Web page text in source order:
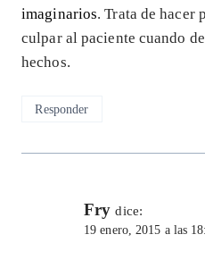
imaginarios. Trata de hacer
culpar al paciente cuando
hechos.
Responder
Fry dice:
19 enero, 2015 a las